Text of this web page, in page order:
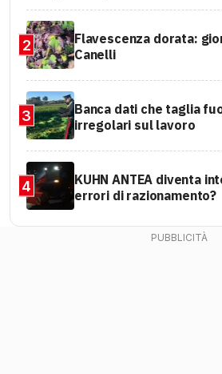
2
Flavescenza dorata:
Canelli
3
Banca dati che taglia
irregolari sul lavoro
4
KUHN ANTEA diventa
errori di razionamento?